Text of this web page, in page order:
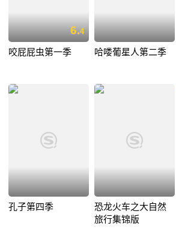
6.4
咬屁屁虫第一季 哈喽葡星人第二季
孔子第四季
恐龙火车之大自然
旅行集锦版